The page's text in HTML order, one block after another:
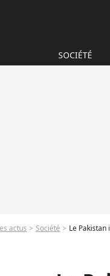
SOCIÉTÉ
actus Société Le